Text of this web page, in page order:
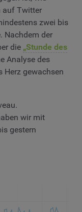
auf Twitter
zwei bis
Nachdem der
die „Stunde des
Analyse des
Herz gewachsen
wir mit
gestern